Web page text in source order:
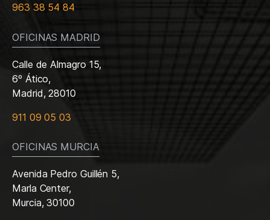
963 38 54 84
OFICINAS MADRID
Calle de Almagro 15,
6º Ático,
Madrid, 28010
911 09 05 03
OFICINAS MURCIA
Avenida Pedro Guillén 5,
Marla Center,
Murcia, 30100